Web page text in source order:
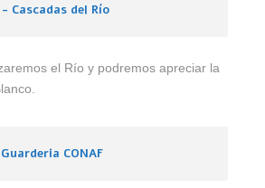
Cascadas del Río
el Río y podremos apreciar la
CONAF